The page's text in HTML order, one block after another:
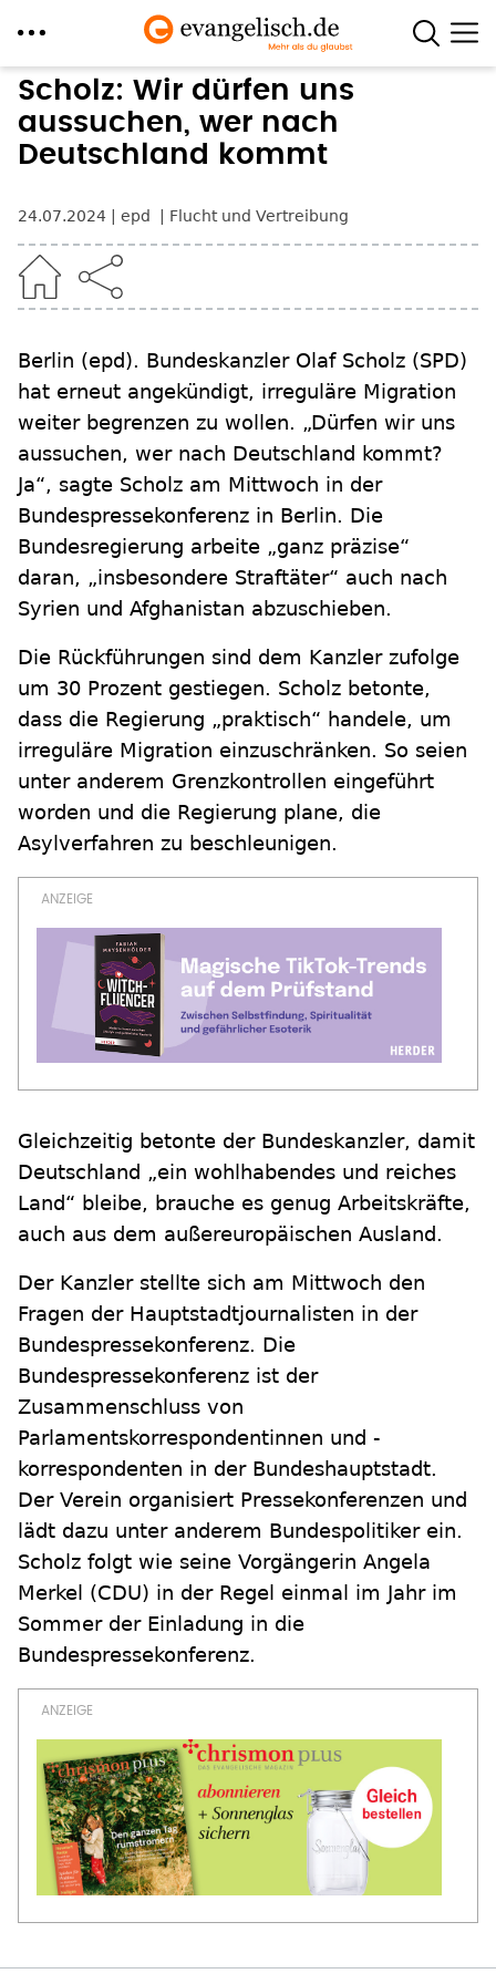
Direkt
zum
Inhalt
Scholz: Wir dürfen uns
aussuchen, wer nach
Deutschland kommt
24.07.2024 epd Flucht und Vertreibung
Berlin (epd). Bundeskanzler Olaf Scholz (SPD)
hat erneut angekündigt, irreguläre Migration
weiter begrenzen zu wollen. „Dürfen wir uns
aussuchen, wer nach Deutschland kommt?
Ja“, sagte Scholz am Mittwoch in der
Bundespressekonferenz in Berlin. Die
Bundesregierung arbeite „ganz präzise“
daran, „insbesondere Straftäter“ auch nach
Syrien und Afghanistan abzuschieben.
Die Rückführungen sind dem Kanzler zufolge
um 30 Prozent gestiegen. Scholz betonte,
dass die Regierung „praktisch“ handele, um
irreguläre Migration einzuschränken. So seien
unter anderem Grenzkontrollen eingeführt
worden und die Regierung plane, die
Asylverfahren zu beschleunigen.
Gleichzeitig betonte der Bundeskanzler, damit
Deutschland „ein wohlhabendes und reiches
Land“ bleibe, brauche es genug Arbeitskräfte,
auch aus dem außereuropäischen Ausland.
Der Kanzler stellte sich am Mittwoch den
Fragen der Hauptstadtjournalisten in der
Bundespressekonferenz. Die
Bundespressekonferenz ist der
Zusammenschluss von
Parlamentskorrespondentinnen und -
korrespondenten in der Bundeshauptstadt.
Der Verein organisiert Pressekonferenzen und
lädt dazu unter anderem Bundespolitiker ein.
Scholz folgt wie seine Vorgängerin Angela
Merkel (CDU) in der Regel einmal im Jahr im
Sommer der Einladung in die
Bundespressekonferenz.